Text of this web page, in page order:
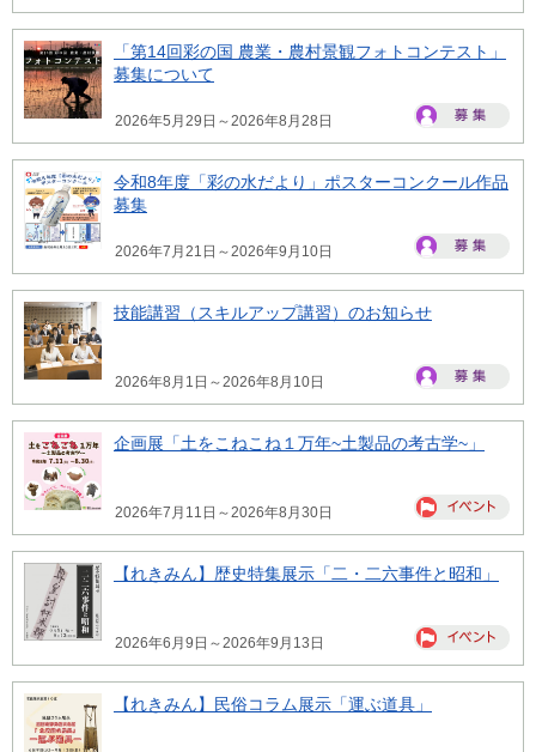
「第14回彩の国 農業・農村景観フォトコンテスト」
募集について
2026年5月29日～2026年8月28日
令和8年度「彩の水だより」ポスターコンクール作品
募集
2026年7月21日～2026年9月10日
技能講習（スキルアップ講習）のお知らせ
2026年8月1日～2026年8月10日
企画展「土をこねこね１万年~土製品の考古学~」
2026年7月11日～2026年8月30日
【れきみん】歴史特集展示「二・二六事件と昭和」
2026年6月9日～2026年9月13日
【れきみん】民俗コラム展示「運ぶ道具」